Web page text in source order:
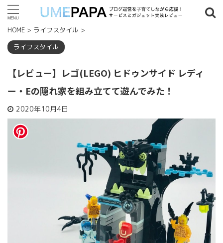
記事検索
タグ一覧
7歳以上(4) 8歳以上(4) 9歳以上 (2) 18歳以上
Amazon (1) WordPress
クリエイターエキスパート(1) ヒデ ゥンサイド (8)
家具
人気記事ランキング
週間 月間
HOME > ライフスタイル >
ライフスタイル
【レビュー】レゴ(LEGO) ヒドゥンサイド レディ
ー・Eの隠れ家を組み立てて遊んでみた！
2020年10月4日